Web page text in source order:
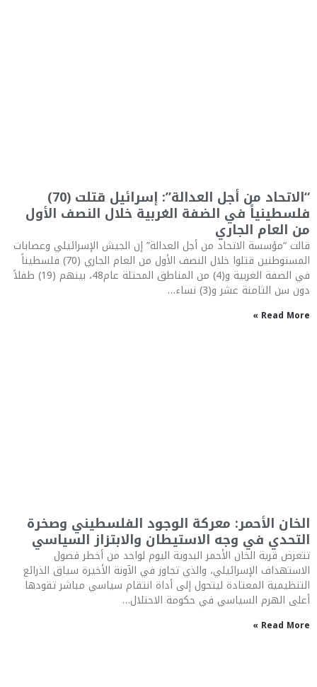
“الاتحاد من أجل العدالة”: إسرائيل قتلت (70)
فلسطينياً في الضفة الغربية خلال النصف الأول
من العام الجاري
قالت “مؤسسة الاتحاد من أجل العدالة” إن الجيش الإسرائيلي وعصابات
المستوطنين قتلوا خلال النصف الأول من العام الجاري (70) فلسطيناً
في الضفة الغربية و(4) من المناطق المحتلة عام48، بينهم (19) طفلاً
دون سن الثامنة عشر و(3) نساء…
Read More »
الخان الأحمر: معركة الوجود الفلسطيني وصخرة
التحدي في وجه الاستيطان والابتزاز السياسي
تتعرض قرية الخان الأحمر البدوية اليوم لواحد من أخطر فصول
الاستهداف الإسرائيلي، والذي تجاوز في الآونة الأخيرة سياق الذرائع
التنظيمية المعتادة ليتحول إلى أداة انتقام سياسي مباشر تقودها
أعلى الهرم السياسي في حكومة الاحتلال…
Read More »